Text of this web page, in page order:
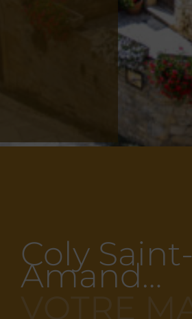
Coly Saint-
Amand…